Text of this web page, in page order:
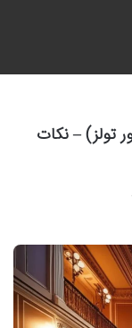
تولز) – نکات